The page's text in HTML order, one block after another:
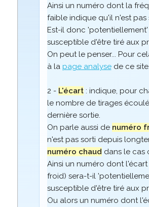
Ainsi un numéro dont la
faible indique qu'il n'est pas
Est-il donc
susceptible d'être tiré aux
On peut le penser... Pour
à la page analysede ce
2 - L'écart: indique, pour
le nombre de tirages
dernière sortie.
On parle aussi de numéro
n'est pas sorti depuis
numéro chaud dans le cas
Ainsi un numéro dont l'écart
froid) sera-t-il
susceptible d'être tiré aux
Ou alors un numéro dont